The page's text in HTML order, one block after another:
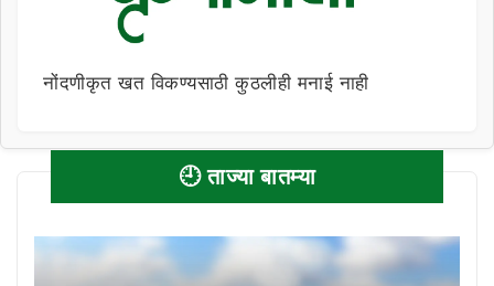
नोंदणीकृत खत विकण्यसाठी कुठलीही मनाई नाही
🕘 ताज्या बातम्या